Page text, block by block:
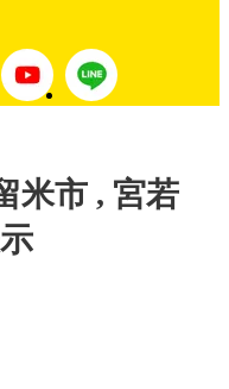
米市 , 宮若